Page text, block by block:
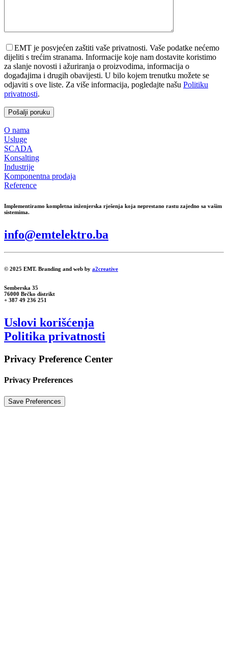
EMT je posvjećen zaštiti vaše privatnosti. Vaše podatke nećemo
dijeliti s trećim stranama. Informacije koje nam dostavite koristimo
za slanje novosti i ažuriranja o proizvodima, informacija o
događajima i drugih obavijesti. U bilo kojem trenutku možete se
odjaviti s ove liste. Za više informacija, pogledajte našu Politiku
privatnosti.
O nama
Usluge
SCADA
Konsalting
Industrije
Komponentna prodaja
Reference
Implementiramo kompletna inženjerska rješenja koja neprestano rastu zajedno sa vašim
sistemima.
info@emtelektro.ba
© 2025 EMT. Branding and web by a2creative
Semberska 35
76000 Brčko distrikt
+ 387 49 236 251
Uslovi korišćenja
Politika privatnosti
Privacy Preference Center
Privacy Preferences